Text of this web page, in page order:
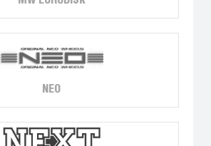
NEO